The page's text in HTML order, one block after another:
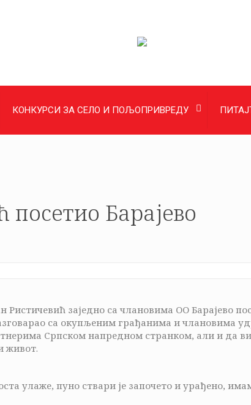
КОНКУРСИ ЗА СЕЛО И ПОЉОПРИВРЕДУ
Барајево
заједно са члановима ОО Барајево
са окупљеним грађанима и члановима
Српском напредном странком, али и да
живот.
улаже, пуно ствари је започето и урађено,